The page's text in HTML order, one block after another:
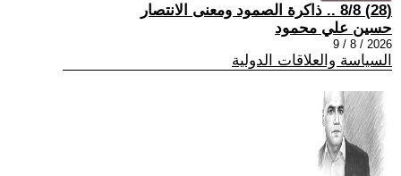
(28) 8/8 .. ذاكرة الصمود ومعنى الانتصار
حسين علي محمود
2026 / 8 / 9
السياسة والعلاقات الدولية